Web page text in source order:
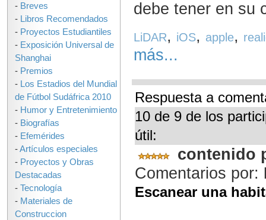
debe tener en su
LiDAR, iOS, apple,
más...
Respuesta a
10 de 9 de los
útil:
contenido
Comentarios por:
Escanear una
- Breves
- Libros Recomendados
- Proyectos Estudiantiles
- Exposición Universal de
Shanghai
- Premios
- Los Estadios del Mundial
de Fútbol Sudáfrica 2010
- Humor y Entretenimiento
- Biografías
- Efemérides
-Artículos especiales
- Proyectos y Obras
Destacadas
- Tecnología
- Materiales de
Construccion